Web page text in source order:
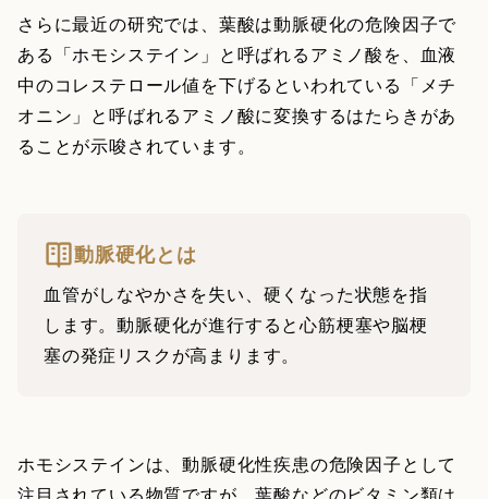
さらに最近の研究では、葉酸は動脈硬化の危険因子で
ある「ホモシステイン」と呼ばれるアミノ酸を、血液
中のコレステロール値を下げるといわれている「メチ
オニン」と呼ばれるアミノ酸に変換するはたらきがあ
ることが示唆されています。
動脈硬化とは
血管がしなやかさを失い、硬くなった状態を指
します。動脈硬化が進行すると心筋梗塞や脳梗
塞の発症リスクが高まります。
ホモシステインは、動脈硬化性疾患の危険因子として
注目されている物質ですが、葉酸などのビタミン類は